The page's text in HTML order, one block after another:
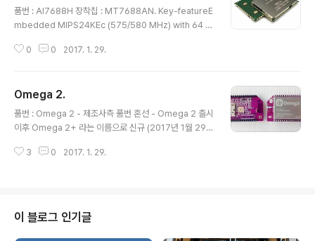
품번 : AI7688H 장착칩 : MT7688AN. Key-featureE
mbedded MIPS24KEc (575/580 MHz) with 64 K
150 Mbps PHY data rateLegacy 802.11b/g and
g (exclusive) - DDRII: ODT off, Self-refresh mod
e1-port 10/100 FE PHYx1 USB 2.0 HostSPI/SD-X
C/eMMCSPI,I2C, I2S,PCM, UART, JTAG, GPIOInt
0 0 2017. 1. 29.
Omega 2.
품번 : Omega 2 - 제조사측 품번 혼선 - Omega 2 출시
이후 Omega 2+ 라는 이름으로 신규 (2017년 1월 29일
웨어 업데이트 된 것을 Omega 2+ 로 지칭. 장착칩 : MT
3 0 2017. 1. 29.
이 블로그 인기글